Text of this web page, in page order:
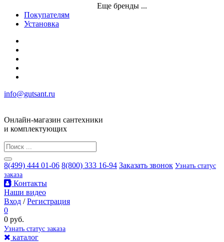
Еще бренды ...
Покупателям
Установка
info@gutsant.ru
Онлайн-магазин сантехники
и комплектующих
8(499) 444 01-06 8(800) 333 16-94 Заказать звонок Узнать статус
заказа
Контакты
Наши видео
Вход /Регистрация
0
0 руб.
Узнать статус заказа
каталог